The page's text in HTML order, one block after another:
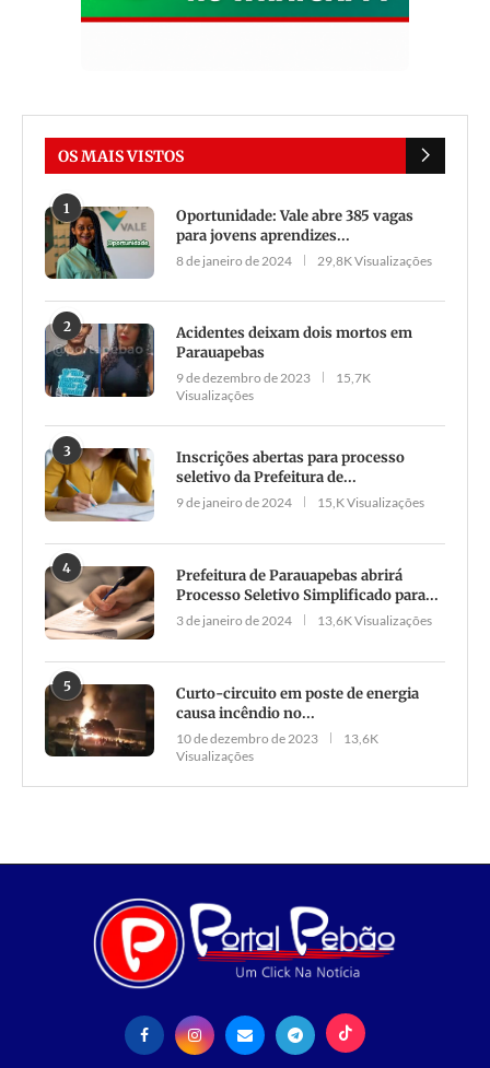
OS MAIS VISTOS
1
Oportunidade: Vale abre 385 vagas
para jovens aprendizes...
8 de janeiro de 2024 29,8K Visualizações
2
Acidentes deixam dois mortos em
Parauapebas
9 de dezembro de 2023
15,7K
Visualizações
3
Inscrições abertas para processo
seletivo da Prefeitura de...
9 de janeiro de 2024 15,K Visualizações
4
Prefeitura de Parauapebas abrirá
Processo Seletivo Simplificado para...
3 de janeiro de 2024 13,6K Visualizações
5
Curto-circuito em poste de energia
causa incêndio no...
10 de dezembro de 2023
13,6K
Visualizações